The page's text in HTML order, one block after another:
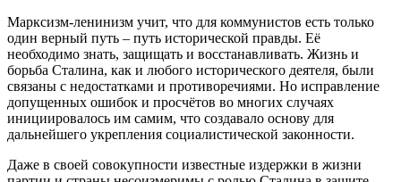
Марксизм-ленинизм учит, что для коммунистов есть только
один верный путь – путь исторической правды. Её
необходимо знать, защищать и восстанавливать. Жизнь и
борьба Сталина, как и любого исторического деятеля, были
связаны с недостатками и противоречиями. Но исправление
допущенных ошибок и просчётов во многих случаях
инициировалось им самим, что создавало основу для
дальнейшего укрепления социалистической законности.
Даже в своей совокупности известные издержки в жизни